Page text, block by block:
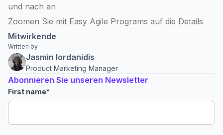
und nach an
Zoomen Sie mit Easy Agile Programs auf die Details
Mitwirkende
Written by
Jasmin Iordanidis
Product Marketing Manager
Abonnieren Sie unseren Newsletter
First name*